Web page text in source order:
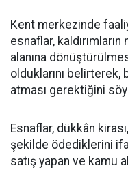
Kent merkezinde
esnaflar,
alanına
olduklarını belirterek,
atması gerektiğini
Esnaflar, dükkân
şekilde ödediklerini
satış yapan ve kamu